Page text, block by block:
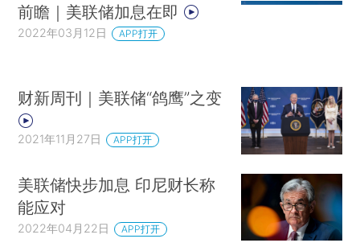
前瞻｜美联储加息在即
2022年03月12日 APP打开
财新周刊｜美联储“鸽鹰”之变
2021年11月27日 APP打开
美联储快步加息 印尼财长称
能应对
2022年04月22日 APP打开